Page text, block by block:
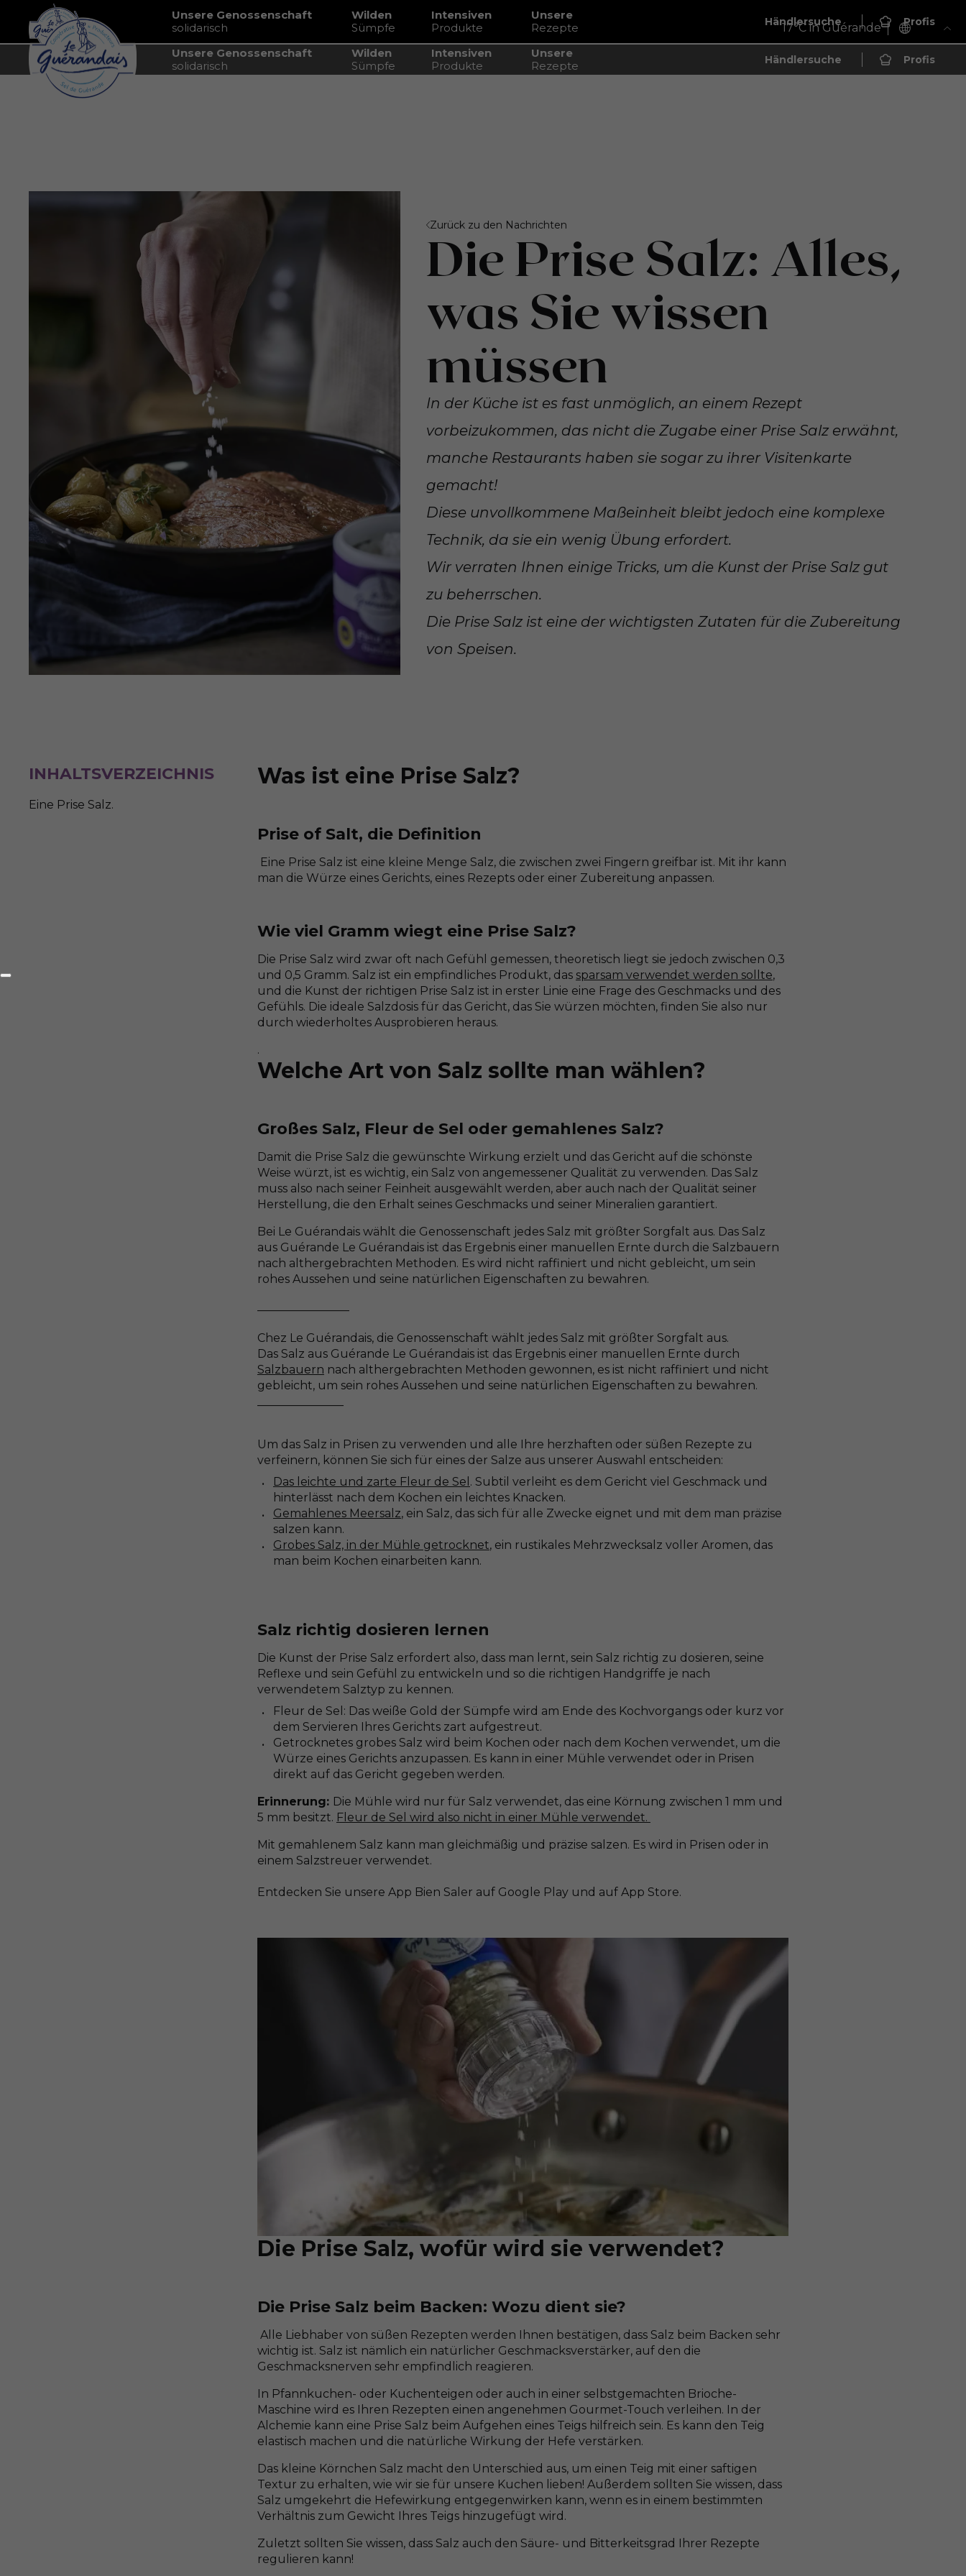
Unsere Genossenschaft
solidarisch
Wilden
Sümpfe
Intensiven
Produkte
Unsere
Rezepte
Händlersuche Profis
17°C in Guérande
Unsere Genossenschaft
solidarisch
Wilden
Sümpfe
Intensiven
Produkte
Unsere
Rezepte
Händlersuche Profis
Zurück zu den Nachrichten
Die Prise Salz: Alles,
was Sie wissen
müssen
In der Küche ist es fast unmöglich, an einem Rezept
vorbeizukommen, das nicht die Zugabe einer Prise Salz erwähnt,
manche Restaurants haben sie sogar zu ihrer Visitenkarte
gemacht!
Diese unvollkommene Maßeinheit bleibt jedoch eine komplexe
Technik, da sie ein wenig Übung erfordert.
Wir verraten Ihnen einige Tricks, um die Kunst der Prise Salz gut
zu beherrschen.
Die Prise Salz ist eine der wichtigsten Zutaten für die Zubereitung
von Speisen.
INHALTSVERZEICHNIS
Eine Prise Salz.
Was ist eine Prise Salz?
Prise of Salt, die Definition
Eine Prise Salz ist eine kleine Menge Salz, die zwischen zwei Fingern greifbar ist. Mit ihr kann
man die Würze eines Gerichts, eines Rezepts oder einer Zubereitung anpassen.
Wie viel Gramm wiegt eine Prise Salz?
Die Prise Salz wird zwar oft nach Gefühl gemessen, theoretisch liegt sie jedoch zwischen 0,3
und 0,5 Gramm. Salz ist ein empfindliches Produkt, das sparsam verwendet werden sollte,
und die Kunst der richtigen Prise Salz ist in erster Linie eine Frage des Geschmacks und des
Gefühls. Die ideale Salzdosis für das Gericht, das Sie würzen möchten, finden Sie also nur
durch wiederholtes Ausprobieren heraus.
.
Welche Art von Salz sollte man wählen?
Großes Salz, Fleur de Sel oder gemahlenes Salz?
Damit die Prise Salz die gewünschte Wirkung erzielt und das Gericht auf die schönste
Weise würzt, ist es wichtig, ein Salz von angemessener Qualität zu verwenden. Das Salz
muss also nach seiner Feinheit ausgewählt werden, aber auch nach der Qualität seiner
Herstellung, die den Erhalt seines Geschmacks und seiner Mineralien garantiert.
Bei Le Guérandais wählt die Genossenschaft jedes Salz mit größter Sorgfalt aus. Das Salz
aus Guérande Le Guérandais ist das Ergebnis einer manuellen Ernte durch die Salzbauern
nach althergebrachten Methoden. Es wird nicht raffiniert und nicht gebleicht, um sein
rohes Aussehen und seine natürlichen Eigenschaften zu bewahren.
Chez Le Guérandais, die Genossenschaft wählt jedes Salz mit größter Sorgfalt aus.
Das Salz aus Guérande Le Guérandais ist das Ergebnis einer manuellen Ernte durch
Salzbauern nach althergebrachten Methoden gewonnen, es ist nicht raffiniert und nicht
gebleicht, um sein rohes Aussehen und seine natürlichen Eigenschaften zu bewahren.
Um das Salz in Prisen zu verwenden und alle Ihre herzhaften oder süßen Rezepte zu
verfeinern, können Sie sich für eines der Salze aus unserer Auswahl entscheiden:
Das leichte und zarte Fleur de Sel . Subtil verleiht es dem Gericht viel Geschmack und
hinterlässt nach dem Kochen ein leichtes Knacken.
Gemahlenes Meersalz, ein Salz, das sich für alle Zwecke eignet und mit dem man präzise
salzen kann.
Grobes Salz, in der Mühle getrocknet, ein rustikales Mehrzwecksalz voller Aromen, das
man beim Kochen einarbeiten kann.
Salz richtig dosieren lernen
Die Kunst der Prise Salz erfordert also, dass man lernt, sein Salz richtig zu dosieren, seine
Reflexe und sein Gefühl zu entwickeln und so die richtigen Handgriffe je nach
verwendetem Salztyp zu kennen.
Fleur de Sel: Das weiße Gold der Sümpfe wird am Ende des Kochvorgangs oder kurz vor
dem Servieren Ihres Gerichts zart aufgestreut.
Getrocknetes grobes Salz wird beim Kochen oder nach dem Kochen verwendet, um die
Würze eines Gerichts anzupassen. Es kann in einer Mühle verwendet oder in Prisen
direkt auf das Gericht gegeben werden.
Erinnerung: Die Mühle wird nur für Salz verwendet, das eine Körnung zwischen 1 mm und
5 mm besitzt. Fleur de Sel wird also nicht in einer Mühle verwendet.
Mit gemahlenem Salz kann man gleichmäßig und präzise salzen. Es wird in Prisen oder in
einem Salzstreuer verwendet.
Entdecken Sie unsere App Bien Saler auf Google Play und auf App Store.
Die Prise Salz, wofür wird sie verwendet?
Die Prise Salz beim Backen: Wozu dient sie?
Alle Liebhaber von süßen Rezepten werden Ihnen bestätigen, dass Salz beim Backen sehr
wichtig ist. Salz ist nämlich ein natürlicher Geschmacksverstärker, auf den die
Geschmacksnerven sehr empfindlich reagieren.
In Pfannkuchen- oder Kuchenteigen oder auch in einer selbstgemachten Brioche-
Maschine wird es Ihren Rezepten einen angenehmen Gourmet-Touch verleihen. In der
Alchemie kann eine Prise Salz beim Aufgehen eines Teigs hilfreich sein. Es kann den Teig
elastisch machen und die natürliche Wirkung der Hefe verstärken.
Das kleine Körnchen Salz macht den Unterschied aus, um einen Teig mit einer saftigen
Textur zu erhalten, wie wir sie für unsere Kuchen lieben! Außerdem sollten Sie wissen, dass
Salz umgekehrt die Hefewirkung entgegenwirken kann, wenn es in einem bestimmten
Verhältnis zum Gewicht Ihres Teigs hinzugefügt wird.
Zuletzt sollten Sie wissen, dass Salz auch den Säure- und Bitterkeitsgrad Ihrer Rezepte
regulieren kann!